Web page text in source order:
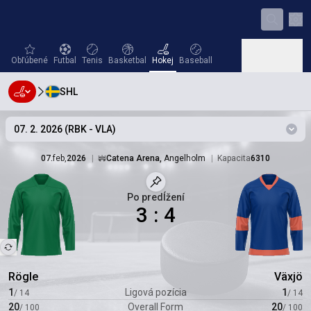
favorites
Obľúbené Futbal
Futbal Tenis
Tenis Basketbal
Basketbal Hokej
Hokej Baseball
Baseball
Hádzaná
Hádzaná
SHL
07. 2. 2026 (RBK - VLA)
07.feb,2026 Štadión
Catena Arena, Angelholm Kapacita6310
Rögle Växjö
Označený zápas
Po predĺžení
3 : 4
1 / 14 Ligová pozícia 1 / 14
20/ 100 Overall Form 20/ 100